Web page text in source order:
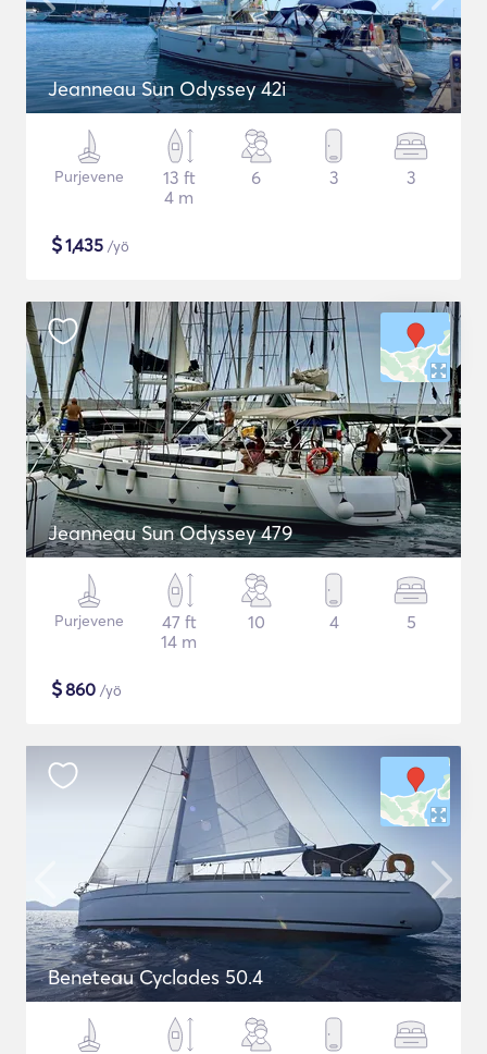
Jeanneau Sun Odyssey 42i
Purjevene
13 ft
4 m
6 3 3
$1,435 /yö
Jeanneau Sun Odyssey 479
Purjevene
47 ft
14 m
10 4 5
$860 /yö
Beneteau Cyclades 50.4